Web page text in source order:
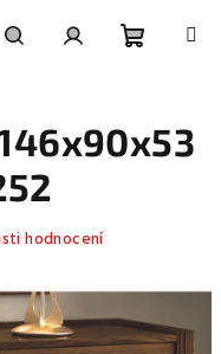
košík
hodnocení